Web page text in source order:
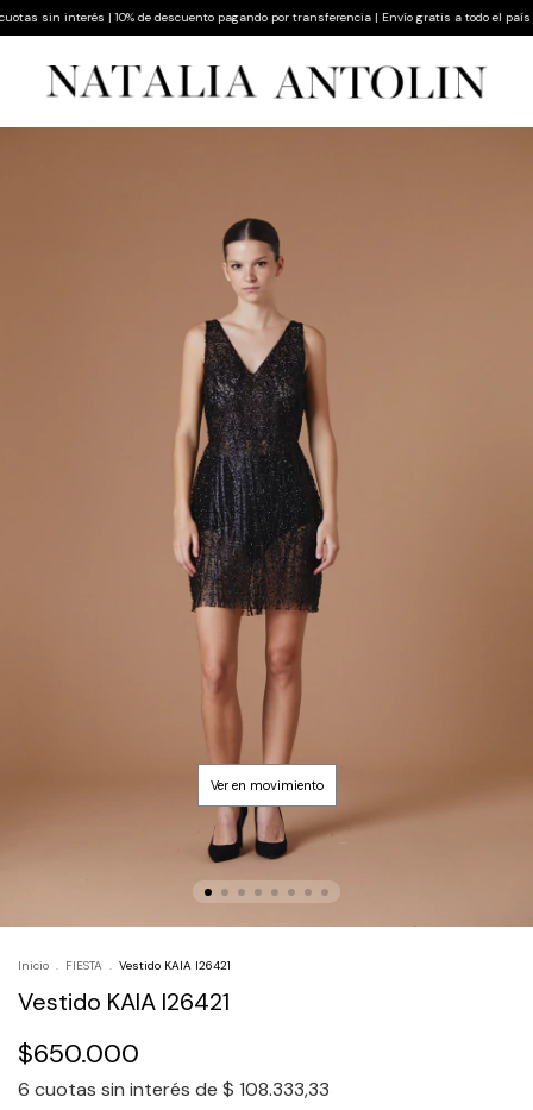
sin interés | 10% de descuento pagando por transferencia | Envío gratis a todo el país
Inicio . FIESTA . Vestido KAIA I26421
Vestido KAIA I26421
$650.000
6 cuotas sin interés de $ 108.333,33